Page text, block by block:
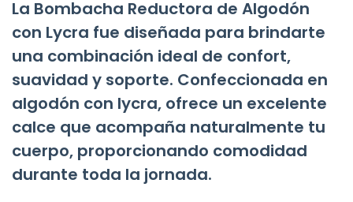
La Bombacha Reductora de Algodón
con Lycra fue diseñada para brindarte
una combinación ideal de confort,
suavidad y soporte. Confeccionada en
algodón con lycra, ofrece un excelente
calce que acompaña naturalmente tu
cuerpo, proporcionando comodidad
durante toda la jornada.